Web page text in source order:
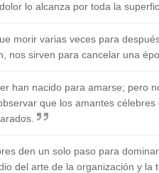
lo alcanza por toda la
morir varias veces para
nos sirven para cancelar una
han nacido para amarse; pero
que los amantes célebres
den un solo paso para
del arte de la organización y la